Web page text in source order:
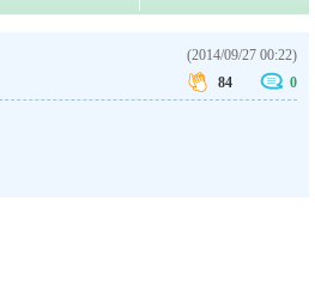
(2014/09/27 00:22)
84
0